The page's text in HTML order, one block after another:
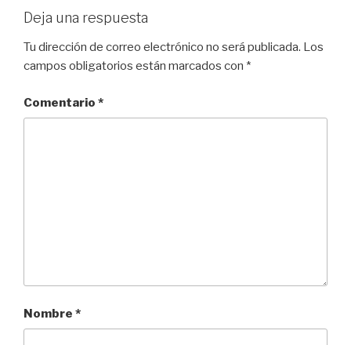
Deja una respuesta
Tu dirección de correo electrónico no será publicada. Los
campos obligatorios están marcados con *
Comentario *
Nombre *